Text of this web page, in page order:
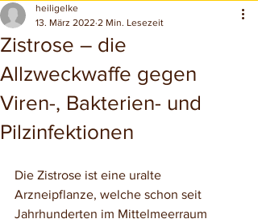
Zistrose – die
Allzweckwaffe gegen
Viren-, Bakterien- und
Pilzinfektionen
heiligelke
13. März 2022 2 Min. Lesezeit
Die Zistrose ist eine uralte
Arzneipflanze, welche schon seit
Jahrhunderten im Mittelmeerraum